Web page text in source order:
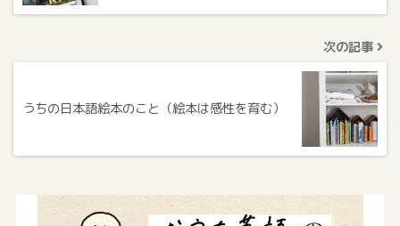
次の記事
うちの日本語絵本のこと（絵本は感性を育む）